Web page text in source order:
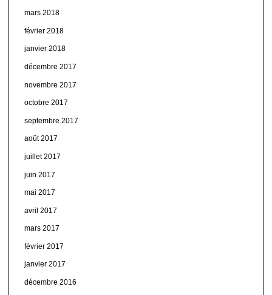
mars 2018
février 2018
janvier 2018
décembre 2017
novembre 2017
octobre 2017
septembre 2017
août 2017
juillet 2017
juin 2017
mai 2017
avril 2017
mars 2017
février 2017
janvier 2017
décembre 2016